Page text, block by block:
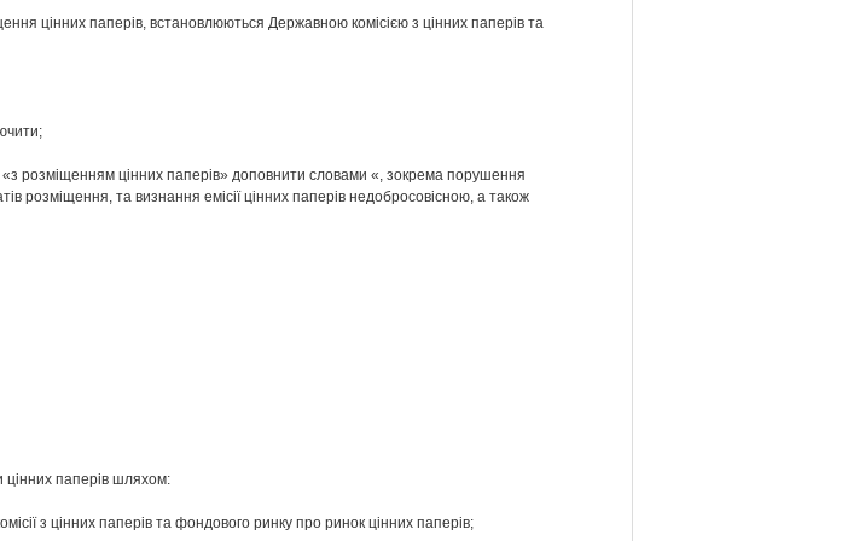
цінних паперів, встановлюються Державною комісією з цінних паперів та
«з розміщенням цінних паперів» доповнити словами «, зокрема порушення
розміщення, та визнання емісії цінних паперів недобросовісною, а також
цінних паперів шляхом:
з цінних паперів та фондового ринку про ринок цінних паперів;